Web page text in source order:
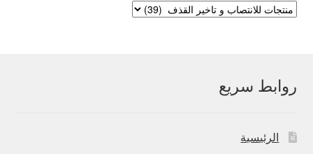
روابط سريع
الرئيسية